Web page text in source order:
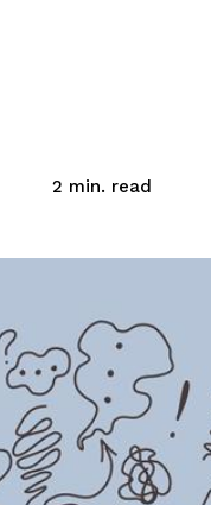
2 min. read